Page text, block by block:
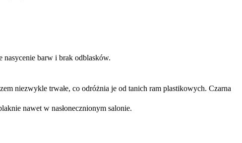
nasycenie barw i brak odblasków.
niezwykle trwałe, co odróżnia je od tanich ram plastikowych. Czarna
nawet w nasłonecznionym salonie.